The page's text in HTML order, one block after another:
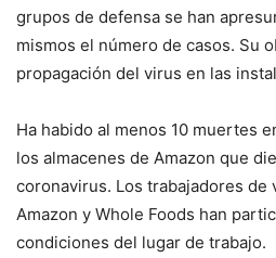
grupos de defensa se han
mismos el número de casos. Su
propagación del virus en las
Ha habido al menos 10 muertes
los almacenes de Amazon que
coronavirus. Los trabajadores de
Amazon y Whole Foods han
condiciones del lugar de trabajo.